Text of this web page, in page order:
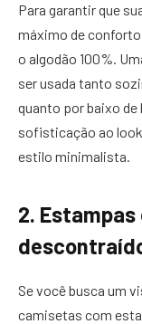
Para garantir que
máximo de
o algodão 100%.
ser usada tanto
quanto por baixo de
sofisticação ao
estilo minimalista.
2.
Se você busca um
camisetas com